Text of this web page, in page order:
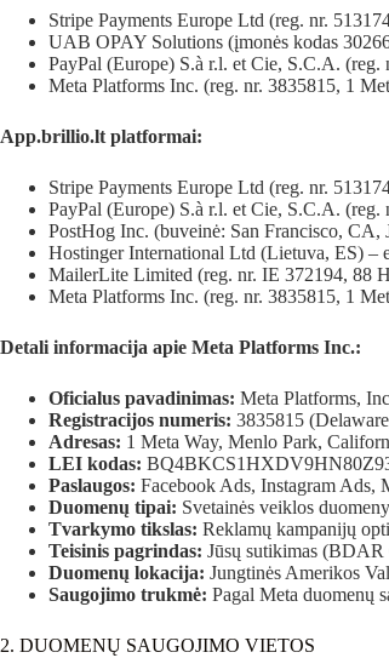
Stripe Payments Europe Ltd (reg. nr.
UAB OPAY Solutions (įmonės kodas
PayPal (Europe) S.à r.l. et Cie, S.C.A.
Meta Platforms Inc. (reg. nr. 3835815, 1
App.brillio.lt platformai:
Stripe Payments Europe Ltd (reg. nr.
PayPal (Europe) S.à r.l. et Cie, S.C.A.
PostHog Inc. (buveinė: San Francisco,
Hostinger International Ltd (Lietuva, ES) –
MailerLite Limited (reg. nr. IE 372194, 88
Meta Platforms Inc. (reg. nr. 3835815, 1
Detali informacija apie Meta Platforms Inc.:
Oficialus pavadinimas: Meta Platforms,
Registracijos numeris: 3835815
Adresas: 1 Meta Way, Menlo Park,
LEI kodas:
Paslaugos: Facebook Ads, Instagram Ads,
Duomenų tipai: Svetainės veiklos
Tvarkymo tikslas: Reklamų kampanijų
Teisinis pagrindas: Jūsų sutikimas (BDAR
Duomenų lokacija: Jungtinės Amerikos
Saugojimo trukmė: Pagal Meta duomenų
2. DUOMENŲ SAUGOJIMO VIETOS